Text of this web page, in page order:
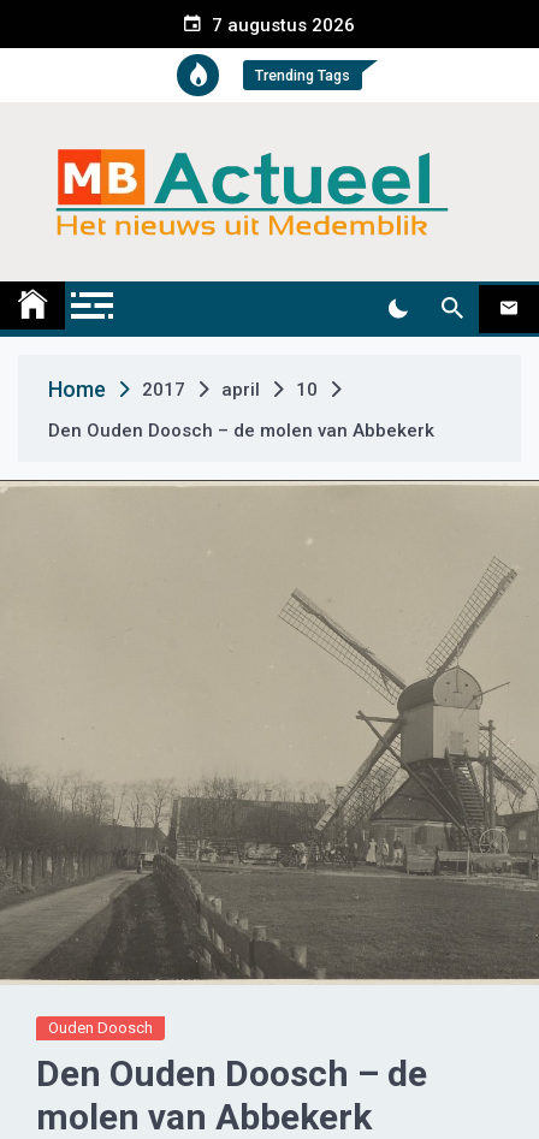
e
t
7 augustus 2026
Trending Tags
Medemblik Actueel
Home 2017 april
10
Den Ouden Doosch – de molen van Abbekerk
Ouden Doosch
Den Ouden Doosch – de
molen van Abbekerk